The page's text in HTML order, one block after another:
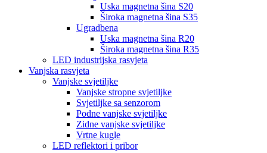
Uska magnetna šina S20
Široka magnetna šina S35
Ugradbena
Uska magnetna šina R20
Široka magnetna šina R35
LED industrijska rasvjeta
Vanjska rasvjeta
Vanjske svjetiljke
Vanjske stropne svjetiljke
Svjetiljke sa senzorom
Podne vanjske svjetiljke
Zidne vanjske svjetiljke
Vrtne kugle
LED reflektori i pribor